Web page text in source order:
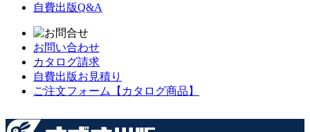
自費出版Q&A
お問い合わせ
カタログ請求
自費出版お見積り
ご注文フォーム【カタログ商品】